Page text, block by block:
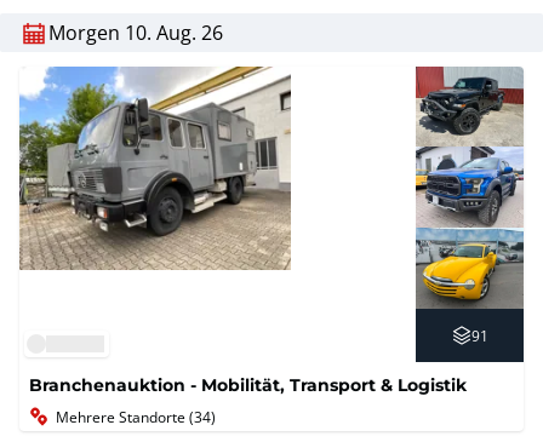
Morgen 10. Aug. 26
91
Branchenauktion - Mobilität, Transport & Logistik
Mehrere Standorte (34)